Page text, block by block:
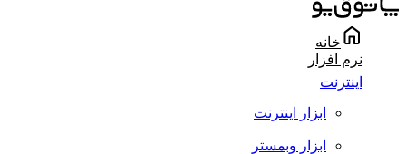
خانه
نرم افزار
اینترنت
ابزار اینترنت
ابزار وبمستر